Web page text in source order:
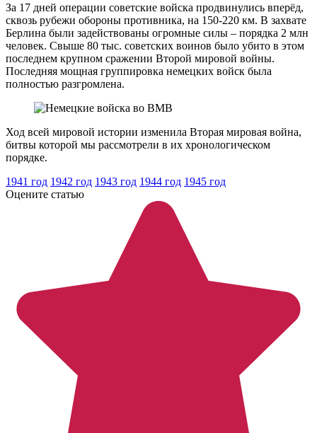
За 17 дней операции советские войска продвинулись вперёд,
сквозь рубежи обороны противника, на 150-220 км. В захвате
Берлина были задействованы огромные силы – порядка 2 млн
человек. Свыше 80 тыс. советских воинов было убито в этом
последнем крупном сражении Второй мировой войны.
Последняя мощная группировка немецких войск была
полностью разгромлена.
Ход всей мировой истории изменила Вторая мировая война,
битвы которой мы рассмотрели в их хронологическом
порядке.
1941 год 1942 год 1943 год 1944 год 1945 год
Оцените статью